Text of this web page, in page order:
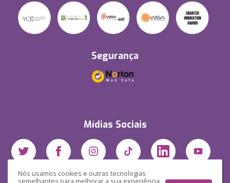
Nós usamos cookies e outras tecnologias
semelhantes para melhorar a sua experiência
Segurança
Mídias Sociais